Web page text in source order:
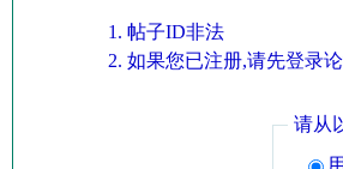
帖子ID非法
如果您已注册,请先登录
请从